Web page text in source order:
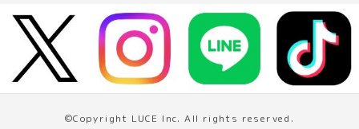
©Copyright LUCE Inc. All rights reserved.